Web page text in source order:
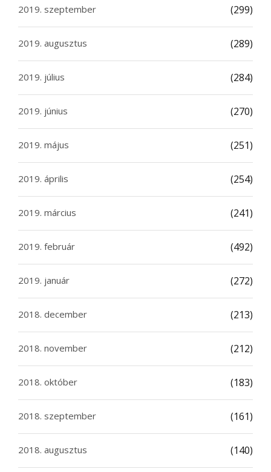
2019. szeptember (299)
2019. augusztus (289)
2019. július (284)
2019. június (270)
2019. május (251)
2019. április (254)
2019. március (241)
2019. február (492)
2019. január (272)
2018. december (213)
2018. november (212)
2018. október (183)
2018. szeptember (161)
2018. augusztus (140)